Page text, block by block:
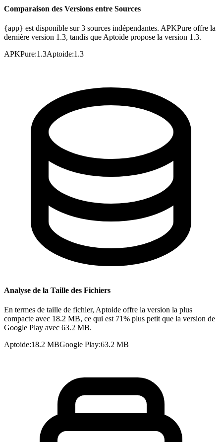
Comparaison des Versions entre Sources
{app} est disponible sur 3 sources indépendantes. APKPure offre la
dernière version 1.3, tandis que Aptoide propose la version 1.3.
APKPure:1.3Aptoide:1.3
Analyse de la Taille des Fichiers
En termes de taille de fichier, Aptoide offre la version la plus
compacte avec 18.2 MB, ce qui est 71% plus petit que la version de
Google Play avec 63.2 MB.
Aptoide:18.2 MBGoogle Play:63.2 MB